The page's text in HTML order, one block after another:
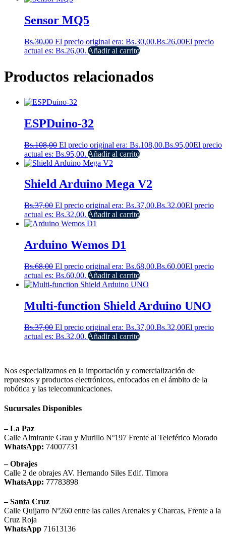
Sensor MQ5
Bs.30,00 El precio original era: Bs.30,00.Bs.26,00El precio
actual es: Bs.26,00. Añadir al carrito
Productos relacionados
ESPDuino-32
Bs.108,00 El precio original era: Bs.108,00.Bs.95,00El precio
actual es: Bs.95,00. Añadir al carrito
Shield Arduino Mega V2
Bs.37,00 El precio original era: Bs.37,00.Bs.32,00El precio
actual es: Bs.32,00. Añadir al carrito
Arduino Wemos D1
Bs.68,00 El precio original era: Bs.68,00.Bs.60,00El precio
actual es: Bs.60,00. Añadir al carrito
Multi-function Shield Arduino UNO
Bs.37,00 El precio original era: Bs.37,00.Bs.32,00El precio
actual es: Bs.32,00. Añadir al carrito
Nos especializamos en la importación y comercialización de
repuestos y productos electrónicos, enfocados en el ámbito de la
robótica y las telecomunicaciones.
Sucursales Disponibles
– La Paz
Calle Almirante Grau y Murillo Nº197 Frente al Teleférico Morado
WhatsApp: 74007731
– Obrajes
Calle 2 de obrajes AV. Hernando Siles Edif. Timora
WhatsApp: 77783898
– Santa Cruz
Calle Quijarro Nº260 entre las calles Arenales y Charcas, Frente a la
Cruz Roja
WhatsApp 71613136